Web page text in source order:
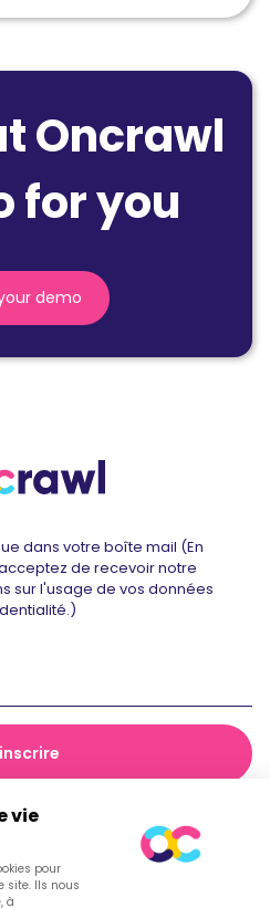
Oncrawl
for you
demo
dans votre boîte mail (En
de recevoir notre
sur l'usage de vos données
confidentialité